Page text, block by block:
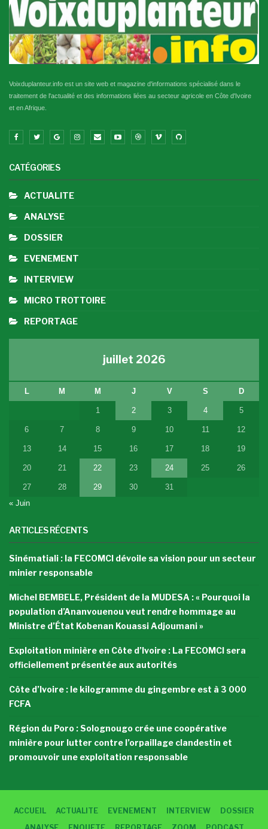
Voixduplanteur.info est un site web et magazine d'informations spécialisé dans le
traitement de l'actualité et des informations liées au secteur agricole en Côte d'Ivoire
et en Afrique.
CATÉGORIES
ACTUALITE
ANALYSE
DOSSIER
EVENEMENT
INTERVIEW
MICRO TROTTOIRE
REPORTAGE
juillet 2026
L M M J V S D
1 2 3 4 5
6 7 8 9 10 11 12
13 14 15 16 17 18 19
20 21 22 23 24 25 26
27 28 29 30
31
« Juin
ARTICLES RÉCENTS
Sinématiali : la FECOMCI dévoile sa vision pour un secteur
minier responsable
Michel BEMBELE, Président de la MUDESA : « Pourquoi la
population d’Ananvouenou veut rendre hommage au
Ministre d’État Kobenan Kouassi Adjoumani »
Exploitation minière en Côte d’Ivoire : La FECOMCI sera
officiellement présentée aux autorités
Côte d’Ivoire : le kilogramme du gingembre est à 3 000
FCFA
Région du Poro : Solognougo crée une coopérative
minière pour lutter contre l’orpaillage clandestin et
promouvoir une exploitation responsable
ACCUEIL ACTUALITE EVENEMENT INTERVIEW
DOSSIER